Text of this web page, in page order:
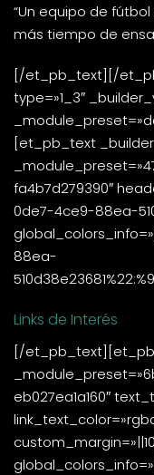
“Un equipo de
más tiempo de
[/et_pb_text][/
type=»1_3″
[et_pb_text
fa4b7d279390″
0de7-4ce9-88ea-
88ea-
Links de Interés
[/
eb027ea1a160″